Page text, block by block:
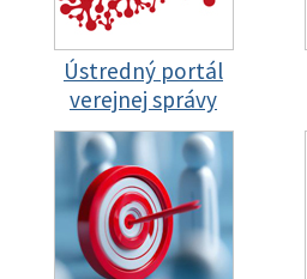
Ústredný portál
verejnej správy